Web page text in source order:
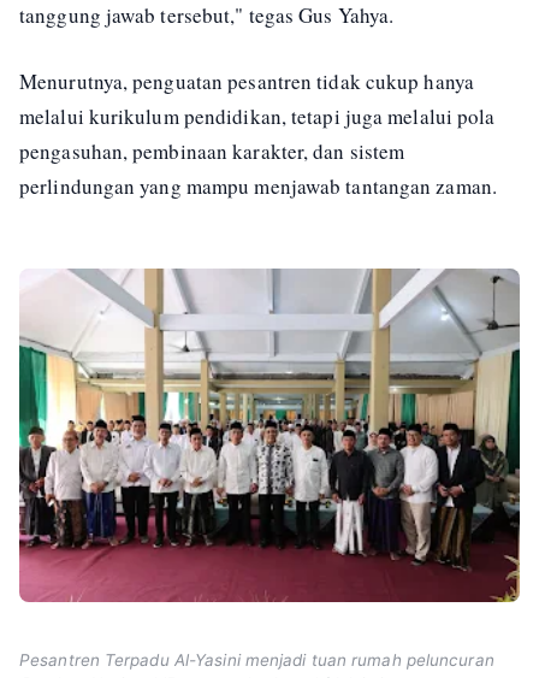
tanggung jawab tersebut," tegas Gus Yahya.
Menurutnya, penguatan pesantren tidak cukup hanya
melalui kurikulum pendidikan, tetapi juga melalui pola
pengasuhan, pembinaan karakter, dan sistem
perlindungan yang mampu menjawab tantangan zaman.
Pesantren Terpadu Al-Yasini menjadi tuan rumah peluncuran